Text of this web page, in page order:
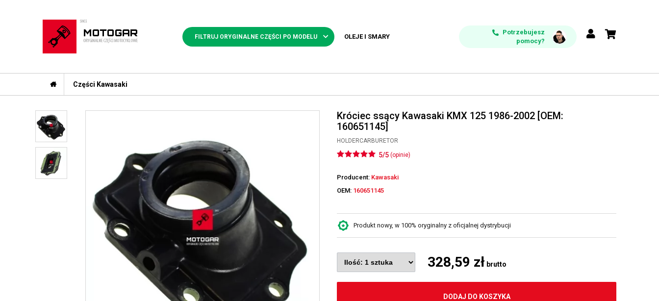
FILTRUJ ORYGINALNE CZĘŚCI PO MODELU OLEJE I SMARY
Potrzebujesz
pomocy?
Części Kawasaki
Króciec ssący Kawasaki KMX 125 1986-2002 [OEM:
160651145]
HOLDERCARBURETOR
5/5 (opinie)
Producent: Kawasaki
OEM: 160651145
Produkt nowy, w 100% oryginalny z oficjalnej dystrybucji
328,59 zł brutto
DODAJ DO KOSZYKA